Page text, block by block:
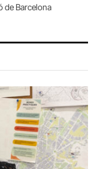
de Barcelona